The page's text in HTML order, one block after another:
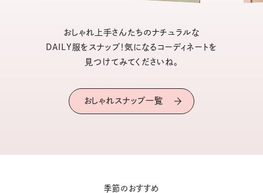
おしゃれ上手さんたちのナチュラルな
DAILY服をスナップ！気になるコーディネートを
見つけてみてくださいね。
おしゃれスナップ一覧
季節のおすすめ